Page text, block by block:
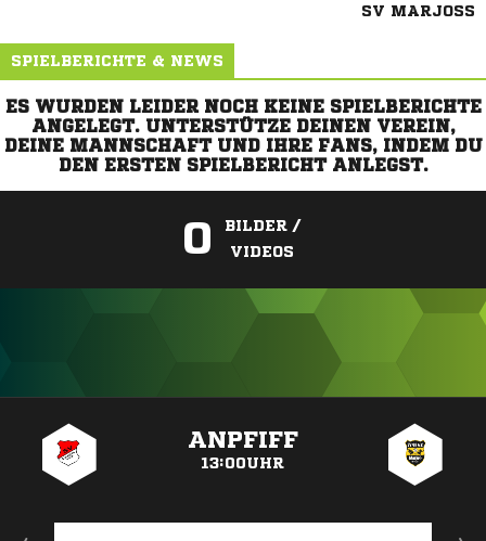
SV MARJOSS
SPIELBERICHTE & NEWS
ES WURDEN LEIDER NOCH KEINE SPIELBERICHTE
ANGELEGT. UNTERSTÜTZE DEINEN VEREIN,
DEINE MANNSCHAFT UND IHRE FANS, INDEM DU
DEN ERSTEN SPIELBERICHT ANLEGST.
0
BILDER /
VIDEOS
ANPFIFF
13:00UHR